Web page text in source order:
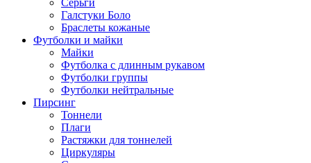
Серьги
Галстуки Боло
Браслеты кожаные
Футболки и майки
Майки
Футболка с длинным рукавом
Футболки группы
Футболки нейтральные
Пирсинг
Тоннели
Плаги
Растяжки для тоннелей
Циркуляры